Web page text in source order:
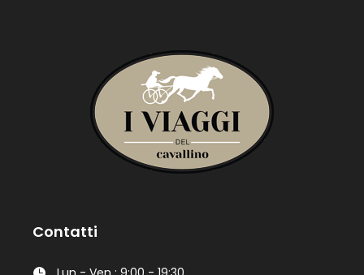
Contatti